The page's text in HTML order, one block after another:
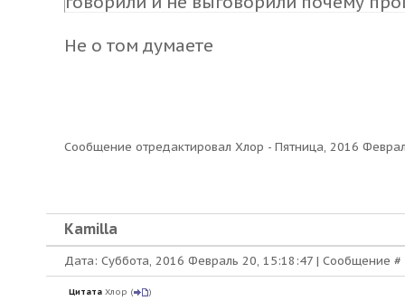
Не о том думаете
Сообщение отредактировал Хлор - Пятница, 2016
Kamilla
Дата: Суббота, 2016 Февраль 20, 15:18:47 | Сообщение #
Цитата Хлор ( )